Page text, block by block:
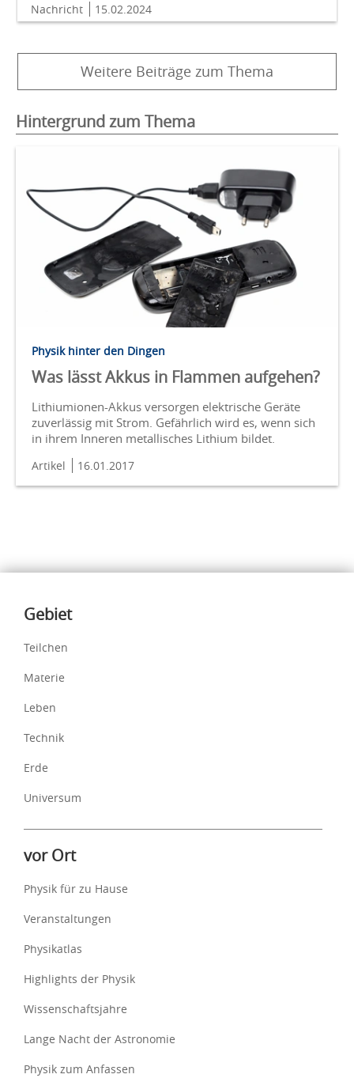
Nachricht 15.02.2024
Weitere Beiträge zum Thema
Hintergrund zum Thema
Physik hinter den Dingen
Was lässt Akkus in Flammen aufgehen?
Lithiumionen-Akkus versorgen elektrische Geräte
zuverlässig mit Strom. Gefährlich wird es, wenn sich
in ihrem Inneren metallisches Lithium bildet.
Artikel 16.01.2017
Inhalte
Gebiet
Teilchen
Materie
Leben
Technik
Erde
Universum
vor Ort
Physik für zu Hause
Veranstaltungen
Physikatlas
Highlights der Physik
Wissenschaftsjahre
Lange Nacht der Astronomie
Physik zum Anfassen